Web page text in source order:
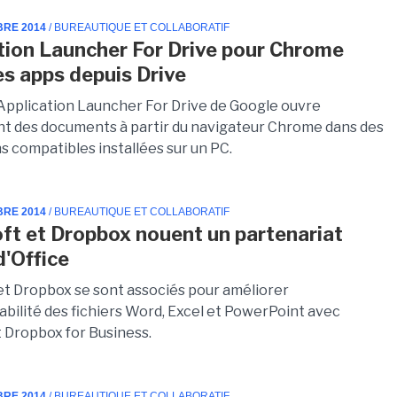
2014 / BUREAUTIQUE ET COLLABORATIF
Launcher For Drive pour Chrome
apps depuis Drive
Launcher For Drive de Google ouvre
des documents à partir du navigateur Chrome dans des
compatibles installées sur un PC.
2014 / BUREAUTIQUE ET COLLABORATIF
et Dropbox nouent un partenariat
Dropbox se sont associés pour améliorer
des fichiers Word, Excel et PowerPoint avec
for Business.